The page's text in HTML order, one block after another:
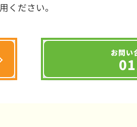
ください。
お問い